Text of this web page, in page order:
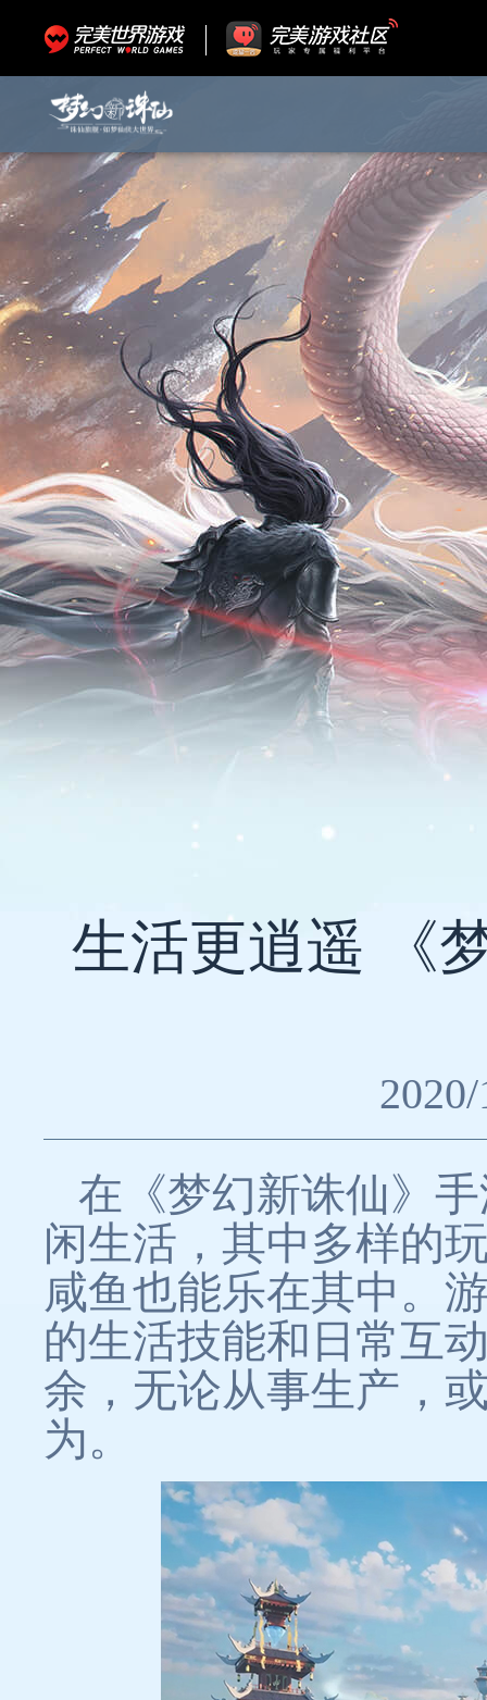
生活更逍遥 《
在《梦幻新诛仙》
闲生活，其中多样的
咸鱼也能乐在其中。
的生活技能和日常互
余，无论从事生产，
为。